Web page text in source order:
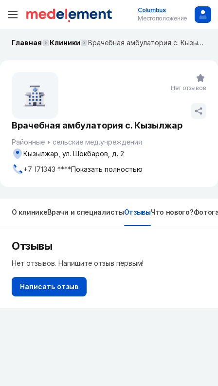
Columbus
Местоположение
Главная Клиники Врачебная амбулатория с. Кызылжар
Врачебная амбулатория с. Кызылжар
Районные
сельские мед.учреждения
Кызылжар, ул. Шокбаров, д. 2
+7 (71343 ****Показать полностью
Нет отзывов
О клиникеВрачи и специалистыОтзывыЧто нового?
Отзывы
Нет отзывов. Напишите отзыв первым!
Написать отзыв